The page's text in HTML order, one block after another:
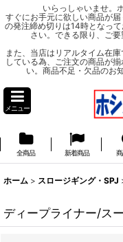
いらっしゃいませ。
すぐにお手元に欲しい商品が
の発注締め切りは14時となっ
さい。できる限り、ご
また、当店はリアルタイム在
している為、ご注文の商品が
い。商品不足・欠品のお
メニュー
全商品 新着商品
ホーム > スロージギング・SPJ
ディープライナー/ス